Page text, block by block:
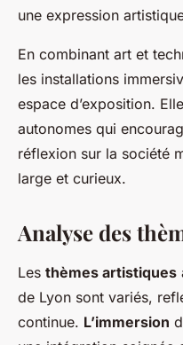
une expression
En combinant art et
les installations
espace d’exposition.
autonomes qui
réflexion sur la société
large et curieux.
Analyse des
Les thèmes artistiques
de Lyon sont variés,
continue. L’immersion